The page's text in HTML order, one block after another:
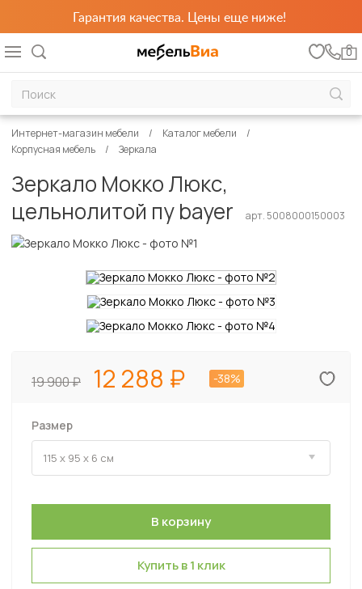
Гарантия качества. Цены еще ниже!
0
Интернет-магазин мебели
Каталог мебели
Корпусная мебель
Зеркала
Зеркало Мокко Люкс,
цельнолитой пу bayer
арт. 5008000150003
19 900 12 288 -38%
Размер
Купить в 1 клик